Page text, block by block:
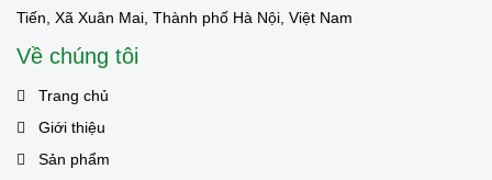
Tiến, Xã Xuân Mai, Thành phố Hà Nội, Việt Nam
Về chúng tôi
Trang chủ
Giới thiệu
Sản phẩm